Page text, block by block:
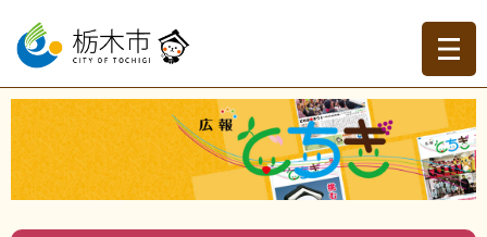
ー
の
先
頭
で
す。
ニ
ー
を
飛
ば
し
て
本
現在地
トップページ > 広報とちぎ >お知らせ>新型コロナウイ
ルス感染症対策お知らせ>>「新型コロナウイルス感染症
対策に関するお知らせ」第17報